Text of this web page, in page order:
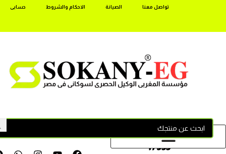
تواصل معنا الصيانة الاحكام والشروط حسابى
17355